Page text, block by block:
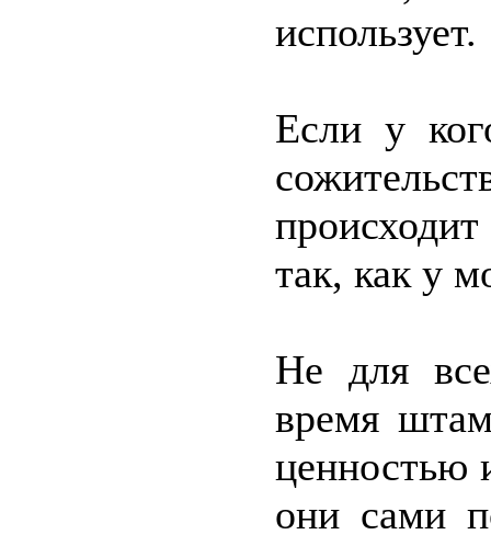
использует.
Если у
так, как у
Не для
время
ценностью
они сами